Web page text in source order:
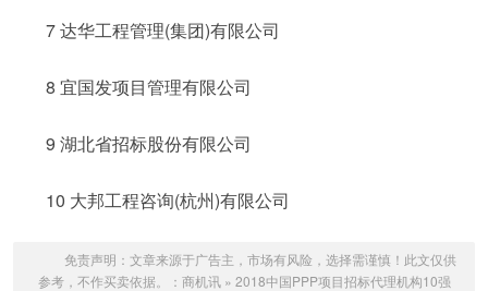
7 达华工程管理(集团)有限公司
8 宜国发项目管理有限公司
9 湖北省招标股份有限公司
10 大邦工程咨询(杭州)有限公司
免责声明：文章来源于广告主，市场有风险，选择需谨慎！此文仅供
参考，不作买卖依据。： 商机讯» 2018中国PPP项目招标代理机构10强